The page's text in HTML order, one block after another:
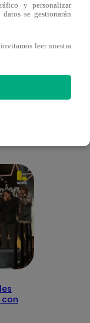
con
y personalizar
datos se gestionarán
leer nuestra